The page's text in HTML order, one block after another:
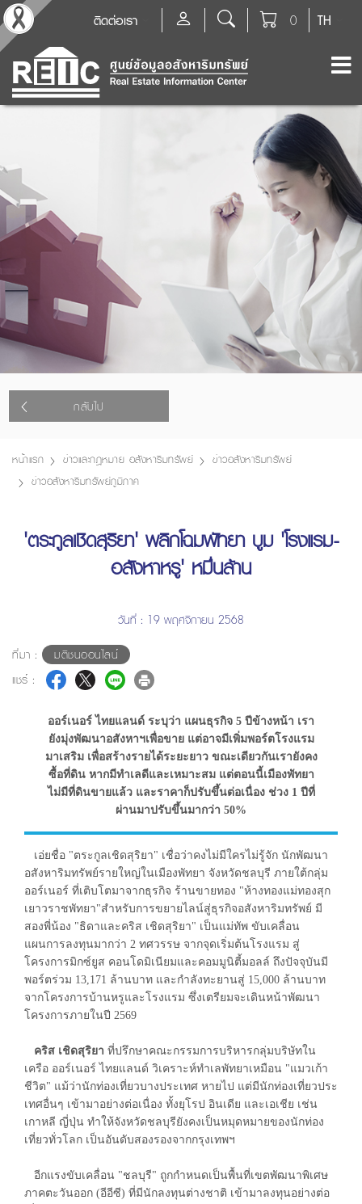
TH
0
ติดต่อเรา
กลับไป
หน้าแรก ข่าวและกฎหมาย อสังหาริมทรัพย์
ข่าวอสังหาริมทรัพย์
ข่าวอสังหาริมทรัพย์ภูมิภาค
'ตระกูลเชิดสุริยา' พลิกโฉมพัทยา บูม 'โรงแรม-
อสังหาหรู' หมื่นล้าน
วันที่ : 19 พฤศจิกายน 2568
ที่มา :
มติชนออนไลน์
แชร์ :
ออร์เนอร์ ไทยแลนด์ ระบุว่า แผนธุรกิจ 5 ปีข้างหน้า เรา
ยังมุ่งพัฒนาอสังหาฯเพื่อขาย แต่อาจมีเพิ่มพอร์ตโรงแรม
มาเสริม เพื่อสร้างรายได้ระยะยาว ขณะเดียวกันเรายังคง
ซื้อที่ดิน หากมีทำเลดีและเหมาะสม แต่ตอนนี้เมืองพัทยา
ไม่มีที่ดินขายแล้ว และราคาก็ปรับขึ้นต่อเนื่อง ช่วง 1 ปีที่
ผ่านมาปรับขึ้นมากว่า 50%
เอ่ยชื่อ "ตระกูลเชิดสุริยา" เชื่อว่าคงไม่มีใครไม่รู้จัก นักพัฒนา
อสังหาริมทรัพย์รายใหญ่ในเมืองพัทยา จังหวัดชลบุรี ภายใต้กลุ่ม
ออร์เนอร์ ที่เติบโตมาจากธุรกิจ ร้านขายทอง "ห้างทองแม่ทองสุก
เยาวราชพัทยา"สำหรับการขยายไลน์สู่ธุรกิจอสังหาริมทรัพย์ มี
สองพี่น้อง "ธิดาและคริส เชิดสุริยา" เป็นแม่ทัพ ขับเคลื่อน
แผนการลงทุนมากว่า 2 ทศวรรษ จากจุดเริ่มต้นโรงแรม สู่
โครงการมิกซ์ยูส คอนโดมิเนียมและคอมมูนิตี้มอลล์ ถึงปัจจุบันมี
พอร์ตร่วม 13,171 ล้านบาท และกำลังทะยานสู่ 15,000 ล้านบาท
จากโครงการบ้านหรูและโรงแรม ซึ่งเตรียมจะเดินหน้าพัฒนา
โครงการภายในปี 2569
คริส เชิดสุริยา ที่ปรึกษาคณะกรรมการบริหารกลุ่มบริษัทใน
เครือ ออร์เนอร์ ไทยแลนด์ วิเคราะห์ทำเลพัทยาเหมือน "แมวเก้า
ชีวิต" แม้ว่านักท่องเที่ยวบางประเทศ หายไป แต่มีนักท่องเที่ยวประ
เทศอื่นๆ เข้ามาอย่างต่อเนื่อง ทั้งยุโรป อินเดีย และเอเชีย เช่น
เกาหลี ญี่ปุ่น ทำให้จังหวัดชลบุรียังคงเป็นหมุดหมายของนักท่อง
เที่ยวทั่วโลก เป็นอันดับสองรองจากกรุงเทพฯ
อีกแรงขับเคลื่อน "ชลบุรี" ถูกกำหนดเป็นพื้นที่เขตพัฒนาพิเศษ
ภาคตะวันออก (อีอีซี) ที่มีนักลงทุนต่างชาติ เข้ามาลงทุนอย่างต่อ